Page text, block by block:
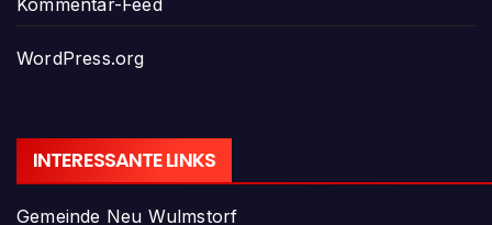
WordPress.org
INTERESSANTE LINKS
Gemeinde Neu Wulmstorf